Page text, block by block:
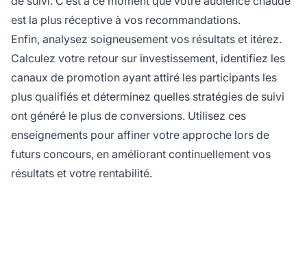
est la plus réceptive à vos recommandations.
Enfin, analysez soigneusement vos résultats et itérez.
Calculez votre retour sur investissement, identifiez les
canaux de promotion ayant attiré les participants les
plus qualifiés et déterminez quelles stratégies de suivi
ont généré le plus de conversions. Utilisez ces
enseignements pour affiner votre approche lors de
futurs concours, en améliorant continuellement vos
résultats et votre rentabilité.